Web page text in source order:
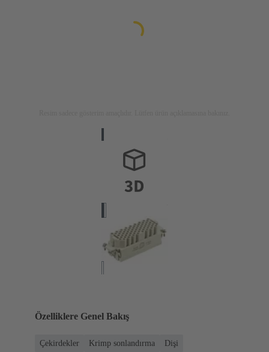
Özelliklere Genel Bakış
Çekirdekler Krimp sonlandırma
Dişi